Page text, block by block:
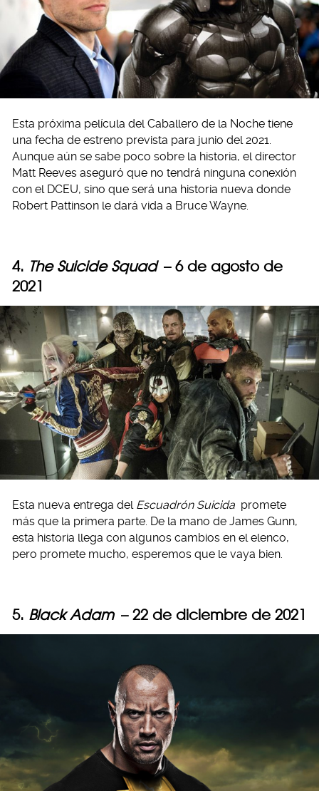
Esta próxima película del Caballero de la Noche tiene
una fecha de estreno prevista para junio del 2021.
Aunque aún se sabe poco sobre la historia, el director
Matt Reeves aseguró que no tendrá ninguna conexión
con el DCEU, sino que será una historia nueva donde
Robert Pattinson le dará vida a Bruce Wayne.
4. The Suicide Squad – 6 de agosto de
2021
Esta nueva entrega del Escuadrón Suicida promete
más que la primera parte. De la mano de James Gunn,
esta historia llega con algunos cambios en el elenco,
pero promete mucho, esperemos que le vaya bien.
5. Black Adam – 22 de diciembre de 2021